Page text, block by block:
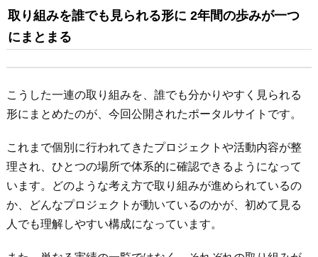
取り組みを誰でも見られる形に 2年間の歩みが一つ
にまとまる
こうした一連の取り組みを、誰でも分かりやすく見られる
形にまとめたのが、今回公開されたポータルサイトです。
これまで個別に行われてきたプロジェクトや活動内容が整
理され、ひとつの場所で体系的に確認できるようになって
います。どのような考え方で取り組みが進められているの
か、どんなプロジェクトが動いているのかが、初めて見る
人でも理解しやすい構成になっています。